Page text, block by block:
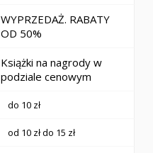
WYPRZEDAŻ. RABATY
OD 50%
Książki na nagrody w
podziale cenowym
do 10 zł
od 10 zł do 15 zł